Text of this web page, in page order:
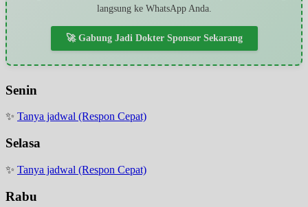
langsung ke WhatsApp Anda.
🚀 Gabung Jadi Dokter Sponsor Sekarang
Senin
✨ Tanya jadwal (Respon Cepat)
Selasa
✨ Tanya jadwal (Respon Cepat)
Rabu